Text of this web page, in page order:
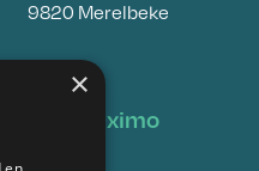
9820 Merelbeke
Oximo
×